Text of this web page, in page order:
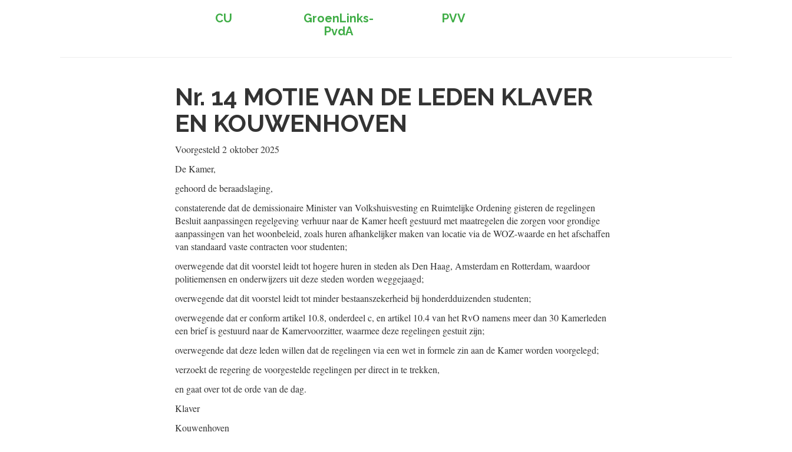
CU
GroenLinks-
PvdA
PVV
Nr. 14 MOTIE VAN DE LEDEN KLAVER
EN KOUWENHOVEN
Voorgesteld 2 oktober 2025
De Kamer,
gehoord de beraadslaging,
constaterende dat de demissionaire Minister van Volkshuisvesting en Ruimtelijke Ordening gisteren de regelingen
Besluit aanpassingen regelgeving verhuur naar de Kamer heeft gestuurd met maatregelen die zorgen voor grondige
aanpassingen van het woonbeleid, zoals huren afhankelijker maken van locatie via de WOZ-waarde en het afschaffen
van standaard vaste contracten voor studenten;
overwegende dat dit voorstel leidt tot hogere huren in steden als Den Haag, Amsterdam en Rotterdam, waardoor
politiemensen en onderwijzers uit deze steden worden weggejaagd;
overwegende dat dit voorstel leidt tot minder bestaanszekerheid bij honderdduizenden studenten;
overwegende dat er conform artikel 10.8, onderdeel c, en artikel 10.4 van het RvO namens meer dan 30 Kamerleden
een brief is gestuurd naar de Kamervoorzitter, waarmee deze regelingen gestuit zijn;
overwegende dat deze leden willen dat de regelingen via een wet in formele zin aan de Kamer worden voorgelegd;
verzoekt de regering de voorgestelde regelingen per direct in te trekken,
en gaat over tot de orde van de dag.
Klaver
Kouwenhoven